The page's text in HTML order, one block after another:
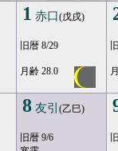
1 赤口(戊戌)
旧暦 8/29
月齢 28.0
8 友引 (乙巳)
旧暦 9/6